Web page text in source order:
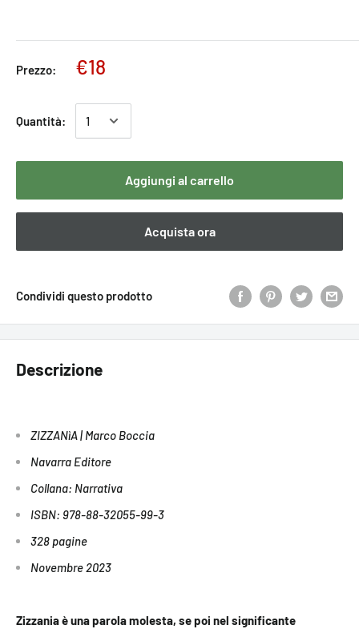
Prezzo: €18
Quantità:
Aggiungi al carrello
Acquista ora
Condividi questo prodotto
Descrizione
ZIZZANìA | Marco Boccia
Navarra Editore
Collana: Narrativa
ISBN: 978-88-32055-99-3
328 pagine
Novembre 2023
Zizzania è una parola molesta, se poi nel significante